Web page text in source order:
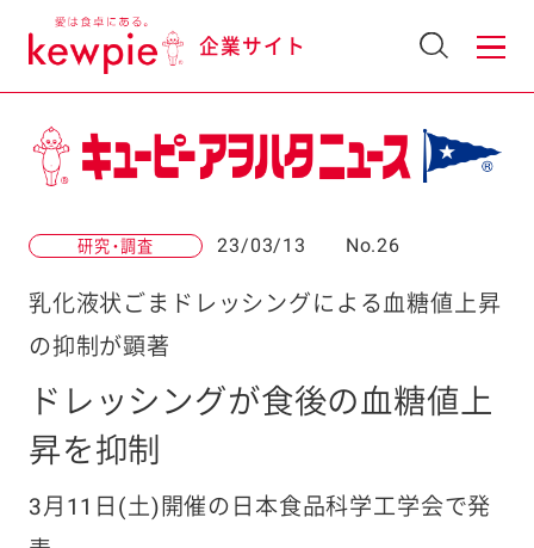
企業サイト
研究・調査 23/03/13 No.26
乳化液状ごまドレッシングによる血糖値上昇
の抑制が顕著
ドレッシングが食後の血糖値上
昇を抑制
3月11日(土)開催の日本食品科学工学会で発